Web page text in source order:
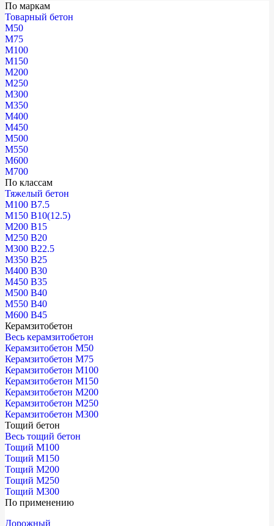
По маркам
Товарный бетон
М50
М75
М100
М150
М200
М250
М300
М350
М400
М450
М500
М550
М600
М700
По классам
Тяжелый бетон
М100 В7.5
М150 В10(12.5)
М200 В15
М250 В20
М300 В22.5
М350 В25
М400 В30
М450 В35
М500 В40
М550 В40
М600 В45
Керамзитобетон
Весь керамзитобетон
Керамзитобетон М50
Керамзитобетон М75
Керамзитобетон М100
Керамзитобетон М150
Керамзитобетон М200
Керамзитобетон М250
Керамзитобетон М300
Тощий бетон
Весь тощий бетон
Тощий М100
Тощий М150
Тощий М200
Тощий М250
Тощий М300
По применению
Дорожный